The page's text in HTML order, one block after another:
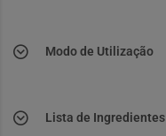
Modo de Utilização
Lista de Ingredientes